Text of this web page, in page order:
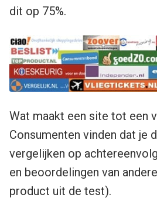
dit op 75%.
Wat maakt een site tot een
Consumenten vinden dat je
vergelijken op
en beoordelingen van
product uit de test).